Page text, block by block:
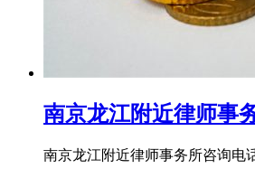
南京龙江附近律师事
南京龙江附近律师事务所咨询电